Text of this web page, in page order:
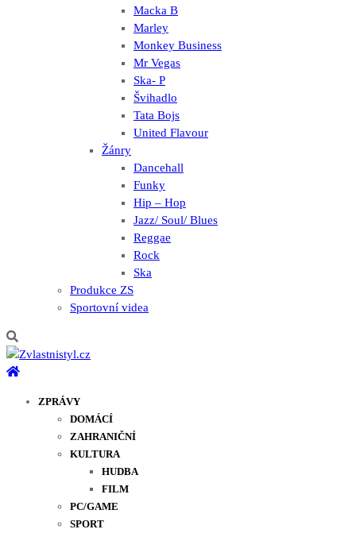
Macka B
Marley
Monkey Business
Mr Vegas
Ska- P
Švihadlo
Tata Bojs
United Flavour
Žánry
Dancehall
Funky
Hip – Hop
Jazz/ Soul/ Blues
Reggae
Rock
Ska
Produkce ZS
Sportovní videa
ZPRÁVY
DOMÁCÍ
ZAHRANIČNÍ
KULTURA
HUDBA
FILM
PC/GAME
SPORT